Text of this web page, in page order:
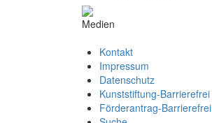
Medien
Kontakt
Impressum
Datenschutz
Kunststiftung-Barrierefrei
Förderantrag-Barrierefrei